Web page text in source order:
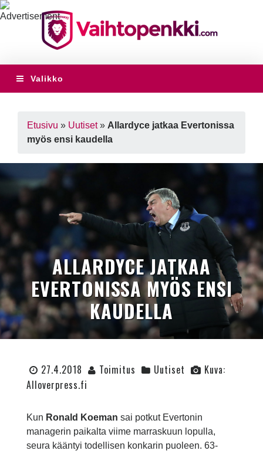
Valikko
Etusivu » Uutiset» Allardyce jatkaa Evertonissa
myös ensi kaudella
ALLARDYCE JATKAA
EVERTONISSA MYÖS ENSI
KAUDELLA
27.4.2018 Toimitus Uutiset
Kuva:
Alloverpress.fi
Kun Ronald Koeman sai potkut Evertonin
managerin paikalta viime marraskuun lopulla,
seura kääntyi todellisen konkarin puoleen. 63-